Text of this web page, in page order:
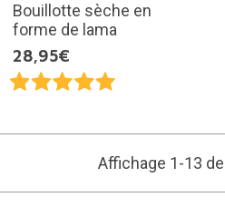
Bouillotte sèche en
forme de lama
28,95€
Affichage 1-13